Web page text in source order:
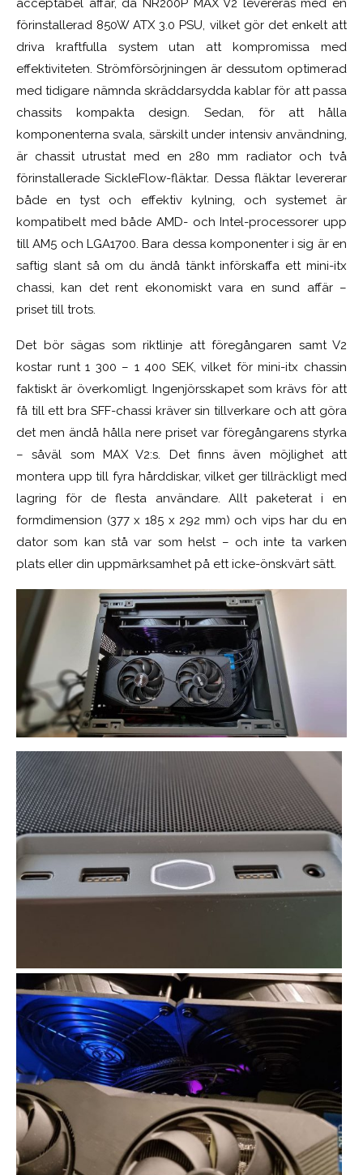
acceptabel affär, då NR200P MAX V2 levereras med en
förinstallerad 850W ATX 3.0 PSU, vilket gör det enkelt att
driva kraftfulla system utan att kompromissa med
effektiviteten. Strömförsörjningen är dessutom optimerad
med tidigare nämnda skräddarsydda kablar för att passa
chassits kompakta design. Sedan, för att hålla
komponenterna svala, särskilt under intensiv användning,
är chassit utrustat med en 280 mm radiator och två
förinstallerade SickleFlow-fläktar. Dessa fläktar levererar
både en tyst och effektiv kylning, och systemet är
kompatibelt med både AMD- och Intel-processorer upp
till AM5 och LGA1700. Bara dessa komponenter i sig är en
saftig slant så om du ändå tänkt införskaffa ett mini-itx
chassi, kan det rent ekonomiskt vara en sund affär –
priset till trots.
Det bör sägas som riktlinje att föregångaren samt V2
kostar runt 1 300 – 1 400 SEK, vilket för mini-itx chassin
faktiskt är överkomligt. Ingenjörsskapet som krävs för att
få till ett bra SFF-chassi kräver sin tillverkare och att göra
det men ändå hålla nere priset var föregångarens styrka
– såväl som MAX V2:s. Det finns även möjlighet att
montera upp till fyra hårddiskar, vilket ger tillräckligt med
lagring för de flesta användare. Allt paketerat i en
formdimension (377 x 185 x 292 mm) och vips har du en
dator som kan stå var som helst – och inte ta varken
plats eller din uppmärksamhet på ett icke-önskvärt sätt.